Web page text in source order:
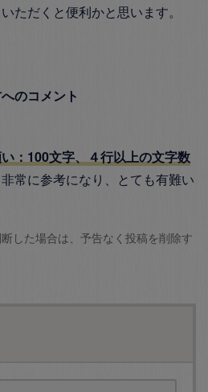
ただくと便利かと思います。
のコメント
：100文字、４行以上の文字数
常に参考になり、とても有難い
した場合は、予告なく投稿を削除す